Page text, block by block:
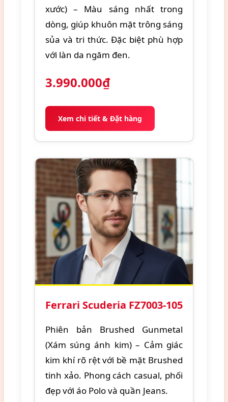
xước) – Màu sáng nhất trong
dòng, giúp khuôn mặt trông sáng
sủa và tri thức. Đặc biệt phù hợp
với làn da ngăm đen.
3.990.000₫
Xem chi tiết & Đặt hàng
Ferrari Scuderia FZ7003-105
Phiên bản Brushed Gunmetal
(Xám súng ánh kim) – Cảm giác
kim khí rõ rệt với bề mặt Brushed
tinh xảo. Phong cách casual, phối
đẹp với áo Polo và quần Jeans.